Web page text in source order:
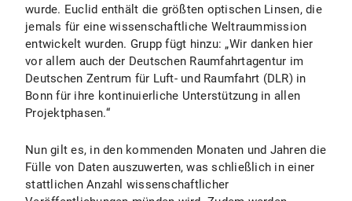
wurde. Euclid enthält die größten optischen Linsen, die
jemals für eine wissenschaftliche Weltraummission
entwickelt wurden. Grupp fügt hinzu: „Wir danken hier
vor allem auch der Deutschen Raumfahrtagentur im
Deutschen Zentrum für Luft- und Raumfahrt (DLR) in
Bonn für ihre kontinuierliche Unterstützung in allen
Projektphasen.“
Nun gilt es, in den kommenden Monaten und Jahren die
Fülle von Daten auszuwerten, was schließlich in einer
stattlichen Anzahl wissenschaftlicher